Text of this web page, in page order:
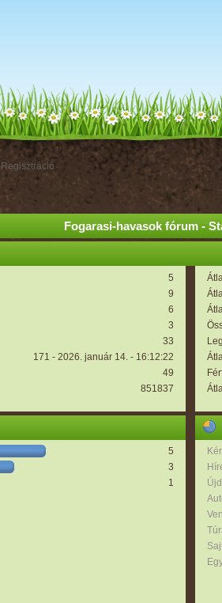
Regisztráció
Fogarasi-havasok fórum -
5
9
6
3
33
171 - 2026. január 14. - 16:12:22
49
851837
5
3
1